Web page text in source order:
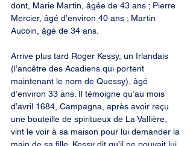
dont, Marie Martin, âgée de 43 ans ; Pierre
Mercier, âgé d’environ 40 ans ; Martin
Aucoin, âgé de 34 ans.
Arrive plus tard Roger Kessy, un Irlandais
(l’ancêtre des Acadiens qui portent
maintenant le nom de Quessy), âgé
d’environ 33 ans. Il témoigne qu’au mois
d’avril 1684, Campagna, après avoir reçu
une bouteille de spiritueux de La Vallière,
vint le voir à sa maison pour lui demander la